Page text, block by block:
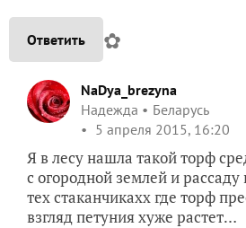
Ответить ✿
NaDya_brezyna
Надежда
Беларусь
5 апреля 2015, 16:20
Я в лесу нашла такой торф
с огородной землей и
тех стаканчикахх где торф
взгляд петуния хуже растет…